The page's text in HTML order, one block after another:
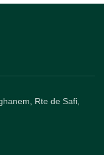
Rte de Safi,